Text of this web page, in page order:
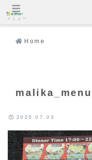
Home
2025.07.03
メニュー